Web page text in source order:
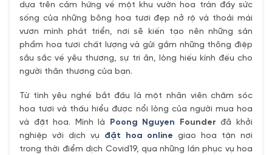
dựa trên cảm hứng về một khu vườn hoa tràn đầy sức
sống của những bông hoa tươi đẹp nở rộ và thoải mái
vươn mình phát triển, nơi sẽ kiến tạo nên những sản
phẩm hoa tươi chất lượng và gửi gắm những thông điệp
sâu sắc về yêu thương, sự tri ân, lòng hiếu kính đếu cho
người thân thương của bạn.
Từ tình yêu nghề bắt đầu là một nhân viên chăm sóc
hoa tươi và thấu hiểu được nổi lòng của người mua hoa
và đặt hoa. Mình là Poong Nguyen Founder đã khởi
nghiệp với dịch vụ đặt hoa online giao hoa tận nơi
trong thời điểm dịch Covid19, qua những lần phục vụ hoa